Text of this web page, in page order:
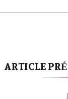
ARTICLE